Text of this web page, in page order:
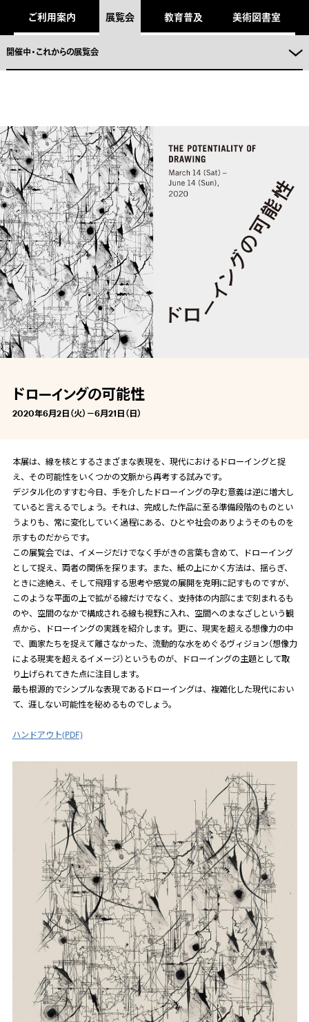
ご利用案内 展覧会 教育普及 美術図書室
開催中・これからの展覧会
ドローイングの可能性
2020年6月2日（火）－6月21日（日）
本展は、線を核とするさまざまな表現を、現代におけるドローイングと捉
え、その可能性をいくつかの文脈から再考する試みです。
デジタル化のすすむ今日、手を介したドローイングの孕む意義は逆に増大し
ていると言えるでしょう。それは、完成した作品に至る準備段階のものとい
うよりも、常に変化していく過程にある、ひとや社会のありようそのものを
示すものだからです。
この展覧会では、イメージだけでなく手がきの言葉も含めて、ドローイング
として捉え、両者の関係を探ります。また、紙の上にかく方法は、揺らぎ、
ときに途絶え、そして飛翔する思考や感覚の展開を克明に記すものですが、
このような平面の上で拡がる線だけでなく、支持体の内部にまで刻まれるも
のや、空間のなかで構成される線も視野に入れ、空間へのまなざしという観
点から、ドローイングの実践を紹介します。更に、現実を超える想像力の中
で、画家たちを捉えて離さなかった、流動的な水をめぐるヴィジョン（想像力
による現実を超えるイメージ）というものが、ドローイングの主題として取
り上げられてきた点に注目します。
最も根源的でシンプルな表現であるドローイングは、複雑化した現代におい
て、涯しない可能性を秘めるものでしょう。
ハンドアウト(PDF)